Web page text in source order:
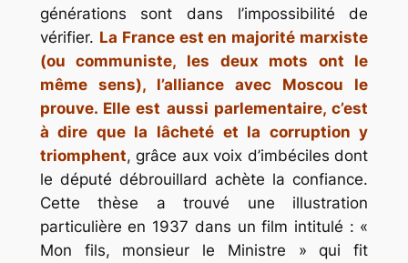
générations sont dans l’impossibilité de
vérifier. La France est en majorité marxiste
(ou communiste, les deux mots ont le
même sens), l’alliance avec Moscou le
prouve. Elle est aussi parlementaire, c’est
à dire que la lâcheté et la corruption y
triomphent, grâce aux voix d’imbéciles dont
le député débrouillard achète la confiance.
Cette thèse a trouvé une illustration
particulière en 1937 dans un film intitulé : «
Mon fils, monsieur le Ministre » qui fit